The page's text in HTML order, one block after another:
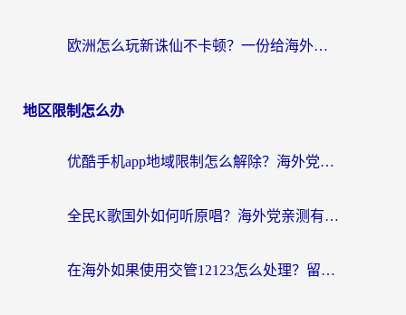
欧洲怎么玩新诛仙不卡顿？一份给海外游子的国服游戏畅玩指南
地区限制怎么办
优酷手机app地域限制怎么解除？海外党亲测有效的追剧方案
全民K歌国外如何听原唱？海外党亲测有效的回国加速器选择指南
在海外如果使用交管12123怎么处理？留学生亲测有效的回国加速方案